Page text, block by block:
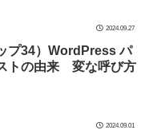
2024.09.27
プ34）WordPress パ
トの由来 変な呼び方
2024.09.01